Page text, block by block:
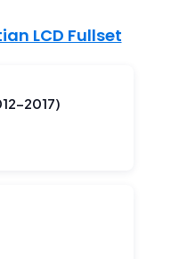
LCD Fullset
2017)